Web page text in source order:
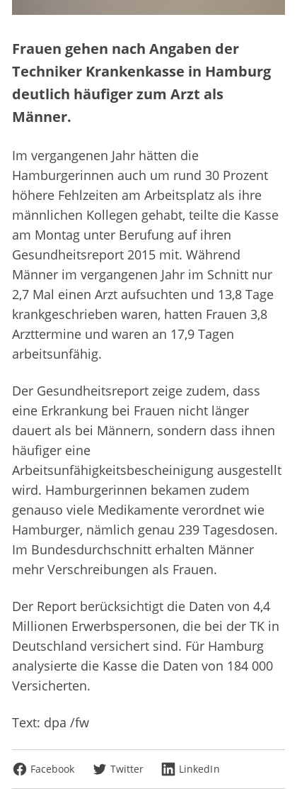
Frauen gehen nach Angaben der
Techniker Krankenkasse in Hamburg
deutlich häufiger zum Arzt als
Männer.
Im vergangenen Jahr hätten die
Hamburgerinnen auch um rund 30 Prozent
höhere Fehlzeiten am Arbeitsplatz als ihre
männlichen Kollegen gehabt, teilte die Kasse
am Montag unter Berufung auf ihren
Gesundheitsreport 2015 mit. Während
Männer im vergangenen Jahr im Schnitt nur
2,7 Mal einen Arzt aufsuchten und 13,8 Tage
krankgeschrieben waren, hatten Frauen 3,8
Arzttermine und waren an 17,9 Tagen
arbeitsunfähig.
Der Gesundheitsreport zeige zudem, dass
eine Erkrankung bei Frauen nicht länger
dauert als bei Männern, sondern dass ihnen
häufiger eine
Arbeitsunfähigkeitsbescheinigung ausgestellt
wird. Hamburgerinnen bekamen zudem
genauso viele Medikamente verordnet wie
Hamburger, nämlich genau 239 Tagesdosen.
Im Bundesdurchschnitt erhalten Männer
mehr Verschreibungen als Frauen.
Der Report berücksichtigt die Daten von 4,4
Millionen Erwerbspersonen, die bei der TK in
Deutschland versichert sind. Für Hamburg
analysierte die Kasse die Daten von 184 000
Versicherten.
Text: dpa /fw
Facebook Twitter LinkedIn